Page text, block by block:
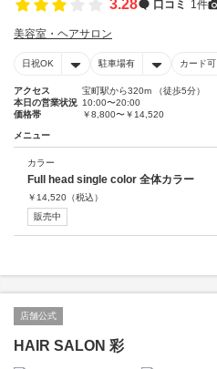
3.28 口コミ 1件
美容室・ヘアサロン
日祝OK 駐車場有 カード可
アクセス
宝町駅から320m （徒歩5分）
本日の営業状況 10:00〜20:00
価格帯
￥8,800〜￥14,520
メニュー
カラー
Full head single color 全体カラー
￥ 14,520 （税込）
販売中
店舗公式
HAIR SALON 彩